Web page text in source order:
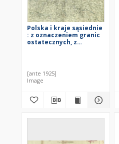
Polska i kraje sąsiednie
: z oznaczeniem granic
ostatecznych, z
podaniem wszystkich
rzek, linji kolejowych,
dróg bitych i bocznych
[ante 1925]
Image